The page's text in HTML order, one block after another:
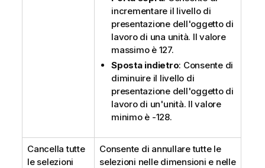
incrementare il livello di
presentazione dell'oggetto di
lavoro di una unità. Il valore
massimo è 127.
Sposta indietro: Consente di
diminuire il livello di
presentazione dell'oggetto di
lavoro di un'unità. Il valore
minimo è -128.
Cancella tutte
le selezioni
Consente di annullare tutte le
selezioni nelle dimensioni e nelle